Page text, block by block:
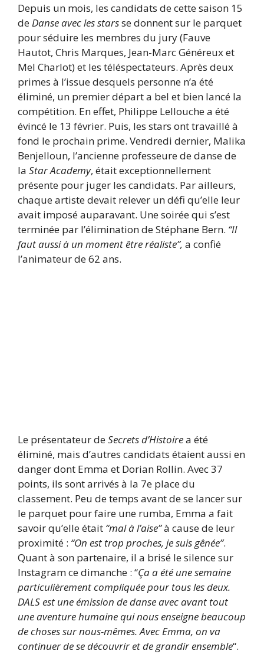
Depuis un mois, les candidats de cette saison 15
deDanse avec les starsse donnent sur le parquet
pour séduire les membres du jury (Fauve
Hautot, Chris Marques, Jean-Marc Généreux et
Mel Charlot) et les téléspectateurs. Après deux
primes à l’issue desquels personne n’a été
éliminé, un premier départ a bel et bien lancé la
compétition. En effet, Philippe Lellouche a été
évincé le 13 février. Puis, les stars ont travaillé à
fond le prochain prime. Vendredi dernier, Malika
Benjelloun, l’ancienne professeure de danse de
la Star Academy, était exceptionnellement
présente pour juger les candidats. Par ailleurs,
chaque artiste devait relever un défi qu’elle leur
avait imposé auparavant. Une soirée qui s’est
terminée par l’élimination de Stéphane Bern. “Il
faut aussi à un moment être réaliste”, a confié
l’animateur de 62 ans.
Le présentateur deSecrets d’Histoirea été
éliminé, mais d’autres candidats étaient aussi en
danger dont Emma et Dorian Rollin. Avec 37
points, ils sont arrivés à la 7e place du
classement. Peu de temps avant de se lancer sur
le parquet pour faire une rumba, Emma a fait
savoir qu’elle était “mal à l’aise”à cause de leur
proximité : “On est trop proches, je suis gênée”.
Quant à son partenaire, il a brisé le silence sur
Instagram ce dimanche : “Ça a été une semaine
particulièrement compliquée pour tous les deux.
DALS est une émission de danse avec avant tout
une aventure humaine qui nous enseigne beaucoup
de choses sur nous-mêmes. Avec Emma, on va
continuer de se découvrir et de grandir ensemble“.